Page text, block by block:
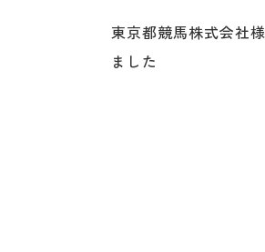
東京都競馬株式会社
ました